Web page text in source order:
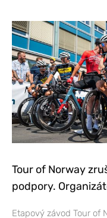
Tour of Norway
podpory.
Etapový závod Tour of